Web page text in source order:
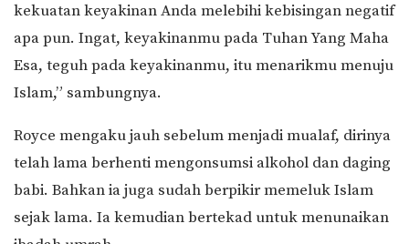
kekuatan keyakinan Anda melebihi kebisingan negatif
apa pun. Ingat, keyakinanmu pada Tuhan Yang Maha
Esa, teguh pada keyakinanmu, itu menarikmu menuju
Islam,” sambungnya.
Royce mengaku jauh sebelum menjadi mualaf, dirinya
telah lama berhenti mengonsumsi alkohol dan daging
babi. Bahkan ia juga sudah berpikir memeluk Islam
sejak lama. Ia kemudian bertekad untuk menunaikan